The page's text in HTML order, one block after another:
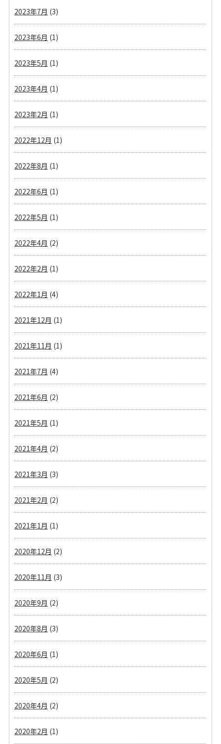
2023年7月 (3)
2023年6月 (1)
2023年5月 (1)
2023年4月 (1)
2023年2月 (1)
2022年12月 (1)
2022年8月 (1)
2022年6月 (1)
2022年5月 (1)
2022年4月 (2)
2022年2月 (1)
2022年1月 (4)
2021年12月 (1)
2021年11月 (1)
2021年7月 (4)
2021年6月 (2)
2021年5月 (1)
2021年4月 (2)
2021年3月 (3)
2021年2月 (2)
2021年1月 (1)
2020年12月 (2)
2020年11月 (3)
2020年9月 (2)
2020年8月 (3)
2020年6月 (1)
2020年5月 (2)
2020年4月 (2)
2020年2月 (1)